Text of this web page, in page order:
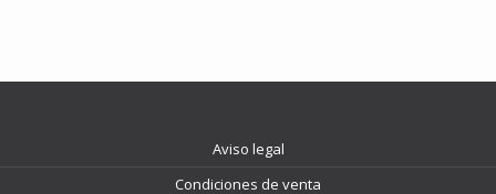
Aviso legal
Condiciones de venta